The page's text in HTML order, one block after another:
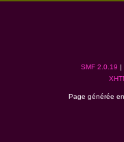
SMF 2.0.19 |
Page générée